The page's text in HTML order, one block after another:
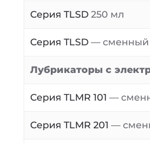
Серия TLSD 250 мл
Серия TLSD — сменный
Лубрикаторы с
Серия TLMR 101 —
Серия TLMR 201 —